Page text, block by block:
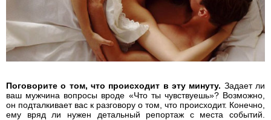
Поговорите о том, что происходит в эту минуту. Задает ли
ваш мужчина вопросы вроде «Что ты чувствуешь»? Возможно,
он подталкивает вас к разговору о том, что происходит. Конечно,
ему вряд ли нужен детальный репортаж с места событий.